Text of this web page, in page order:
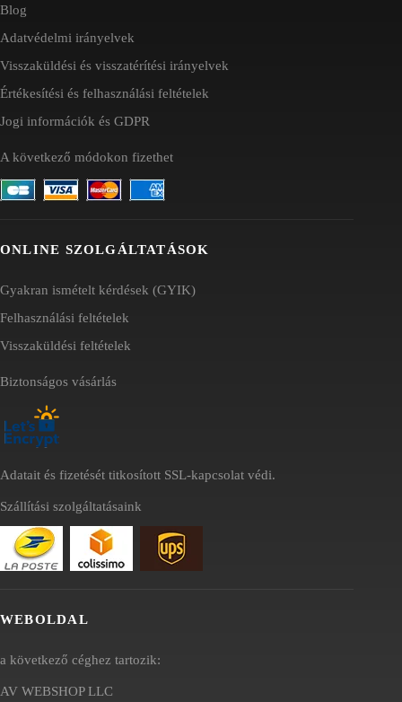
Blog
Adatvédelmi irányelvek
Visszaküldési és visszatérítési irányelvek
Értékesítési és felhasználási feltételek
Jogi információk és GDPR
A következő módokon fizethet
ONLINE SZOLGÁLTATÁSOK
Gyakran ismételt kérdések (GYIK)
Felhasználási feltételek
Visszaküldési feltételek
Biztonságos vásárlás
Adatait és fizetését titkosított SSL-kapcsolat védi.
Szállítási szolgáltatásaink
WEBOLDAL
a következő céghez tartozik:
AV WEBSHOP LLC